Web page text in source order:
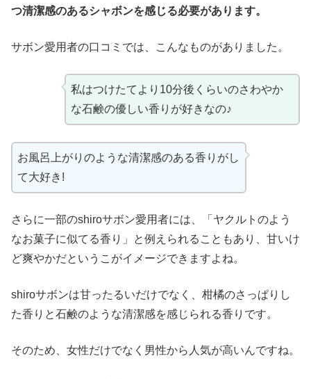
つ清潔感のあるシャボンを感じる必要があります。
サボン愛用者の口コミでは、こんなものがありました。
私はつけたてより10分後くらいのさわやか
な石鹸の優しい香りが好きなの♪
お風呂上がりのような清潔感のある香りがし
て大好き!
さらに一部のshiroサボン愛用者には、「ヤクルトのよう
なお菓子に似てる香り」と例えられることもあり、甘いけ
ど爽やかだというこがイメージできますよね。
shiroサボンは甘ったるいだけでなく、柑橘のさっぱりし
た香りと石鹸のような清潔感を感じられる香りです。
そのため、女性だけでなく男性から人気が高いんですね。